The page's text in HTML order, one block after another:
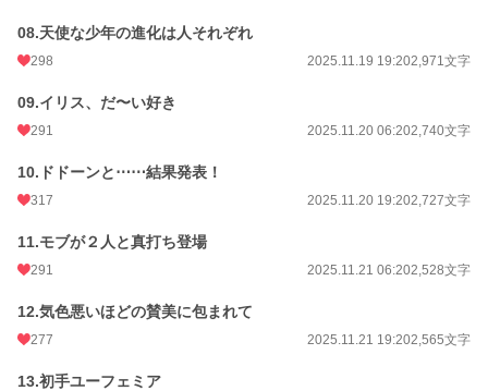
08.天使な少年の進化は人それぞれ
298 2025.11.19 19:202,971文字
09.イリス、だ〜い好き
291 2025.11.20 06:202,740文字
10.ドドーンと⋯⋯結果発表！
317 2025.11.20 19:202,727文字
11.モブが２人と真打ち登場
291 2025.11.21 06:202,528文字
12.気色悪いほどの賛美に包まれて
277 2025.11.21 19:202,565文字
13.初手ユーフェミア